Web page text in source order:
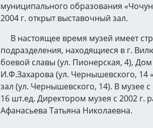
муниципального образования
2004 г. открыт выставочный зал.
В настоящее время музей имеет
подразделения, находящиеся в г.
боевой славы (ул. Пионерская, 4),
И.Ф.Захарова (ул. Чернышевского, 14
зал (ул. Чернышевского, 14). В музее
16 шт.ед. Директором музея с 2002 г.
Афанасьева Татьяна Николаевна.